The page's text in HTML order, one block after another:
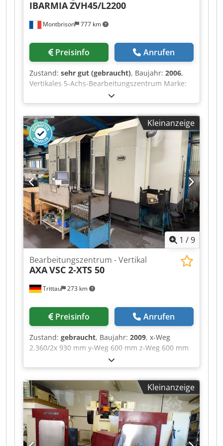
Montbrison 777 km
IBARMIAZVH45/L2200
Preisinfo Anrufen
Zustand: sehr gut (gebraucht), Baujahr: 2006,
Vertikales 5-Achs-Bearbeitungszentrum Marke:
IBARMIA Typ: ZVH45/L2200 Baujahr: 2006 CNC:
SIEMENS 840 D Spezifikationen: Tischfläche:
2.600 x 800 mm Verfahrweg X: 2.200 mm
Verfahrweg Y: 800 mm Dodpszq Ea Iefx Aahekr
Verfahrweg Z: 860 mm C-Achse: 360.000
Positionen A-Achse: +/- 105° (0,001°)
Spindeldrehzahl: 15.000 U/min (HSK 63)
Spindleistung: 25 kW Ausstattung:
Werkzeugwechsler mit 30 Positionen
Spanförderer Elektronische Handradsteuerung
von SIEMENS Teiletisch SPIRSIN H/V,
Durchmesser 800 mm Innenkühlmittelzufuhr
Kleinanzeige
1 /9
Trittau 273 km
Bearbeitungszentrum - Vertikal
AXAVSC 2-XTS 50
Preisinfo Anrufen
Zustand: gebraucht, Baujahr: 2009, x-Weg
2.360/2x 930 mm y-Weg 600 mm z-Weg 600 mm
Tischaufspannfläche 2.750 x 600 mm Steuerung
Siemens 840 D Spindeldrehzahl 30 - 6.000 U/min
Werkzeugaufnahme SK 50 Anzahl der
Werkzeugplätze 26 Pos. Betriebsstunden ca.
50.884 h Anschlußleistung 69 KVA
Maschinengewicht ca. 20 t Die Maschine
befindet sich unserer Einschätzung nach in
einem guten gebrauchten Dodpfx Aajzqgh
Hehekr Zustand und kann nach
Kleinanzeige